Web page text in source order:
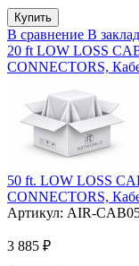
В сравнение В
20 ft LOW LOSS
CONNECTORS,
50 ft. LOW LOSS
CONNECTORS,
Артикул: AIR-
3 885 ₽